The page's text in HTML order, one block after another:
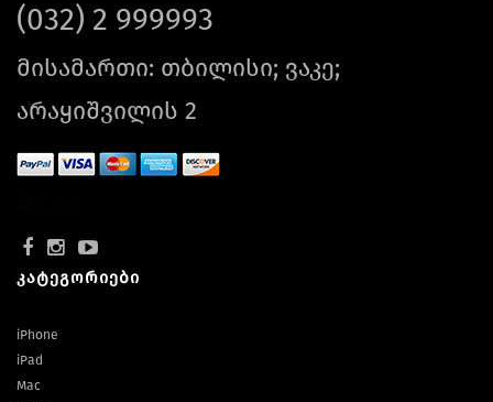
(032) 2 999993
მისამართი: თბილისი; ვაკე;
არაყიშვილის 2
კატეგორიები
iPhone
iPad
Mac